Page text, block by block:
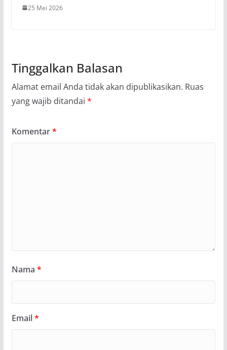
25 Mei 2026
Tinggalkan Balasan
Alamat email Anda tidak akan dipublikasikan. Ruas
yang wajib ditandai *
Komentar*
Nama *
Email*